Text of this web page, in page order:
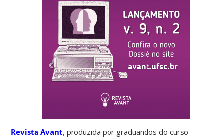
Revista Avant, produzida por graduandos do curso